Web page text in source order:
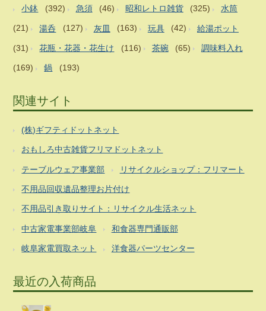
小鉢 (392) 急須 (46) 昭和レトロ雑貨 (325) 水筒
(21) 湯呑 (127) 灰皿 (163) 玩具 (42) 給湯ポット
(31) 花瓶・花器・花生け (116) 茶碗 (65) 調味料入れ
(169) 鍋 (193)
関連サイト
(株)ギフティドットネット
おもしろ中古雑貨フリマドットネット
テーブルウェア事業部 リサイクルショップ：フリマート
不用品回収遺品整理お片付け
不用品引き取りサイト：リサイクル生活ネット
中古家電事業部岐阜 和食器専門通販部
岐阜家電買取ネット 洋食器パーツセンター
最近の入荷商品